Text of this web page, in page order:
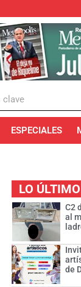
ESPECIALES
LO ÚLTIMO
C2
al
de